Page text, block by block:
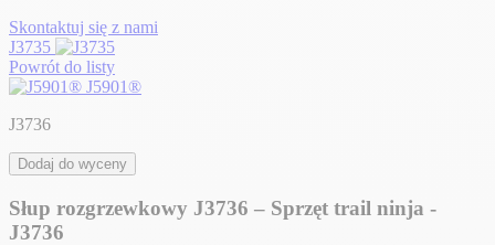
Skontaktuj się z nami
J3735
Powrót do listy
J5901®
J3736
Dodaj do wyceny
Słup rozgrzewkowy J3736 – Sprzęt trail ninja -
J3736